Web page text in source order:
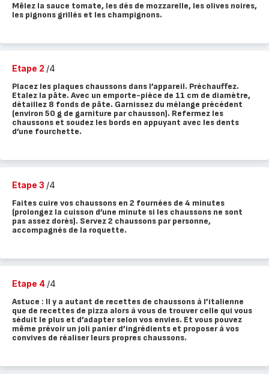
Mêlez la sauce tomate, les dés de mozzarelle, les olives noires,
les pignons grillés et les champignons.
Etape 2 /4
Placez les plaques chaussons dans l’appareil. Préchauffez.
Etalez la pâte. Avec un emporte-pièce de 11 cm de diamètre,
détaillez 8 fonds de pâte. Garnissez du mélange précédent
(environ 50 g de garniture par chausson). Refermez les
chaussons et soudez les bords en appuyant avec les dents
d’une fourchette.
Etape 3 /4
Faites cuire vos chaussons en 2 fournées de 4 minutes
(prolongez la cuisson d’une minute si les chaussons ne sont
pas assez dorés). Servez 2 chaussons par personne,
accompagnés de la roquette.
Etape 4 /4
Astuce : Il y a autant de recettes de chaussons à l’italienne
que de recettes de pizza alors à vous de trouver celle qui vous
séduit le plus et d’adapter selon vos envies. Et vous pouvez
même prévoir un joli panier d’ingrédients et proposer à vos
convives de réaliser leurs propres chaussons.